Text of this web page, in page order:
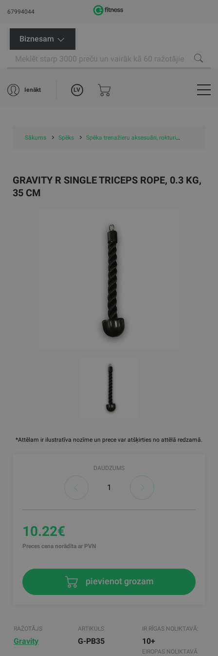
67994044
Biznesam
Ienākt LV
Sākums Spēks Spēka trenažieru aksesuāri, rokturi
*Attēlam ir ilustratīva nozīme un prece var atšķirties no attēlā redzamā.
GRAVITY R SINGLE TRICEPS ROPE, 0.3 KG,
35 CM
DAUDZUMS
10.22€
Preces cena norādīta ar PVN
pievienot grozam
RAŽOTĀJS
Gravity
ARTIKULS
G-PB35
IR RĪGAS NOLIKTAVĀ:
10+
EIROPAS NOLIKTAVĀ